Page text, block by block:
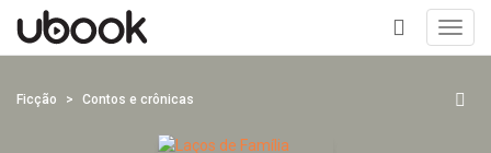
+
Ficção Contos e crônicas